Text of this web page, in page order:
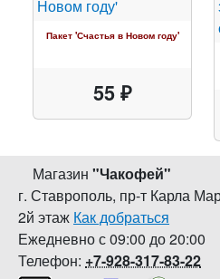
Пакет 'Счастья в Новом году'
55 ₽
Магазин "Чакофей"
г. Ставрополь, пр-т Карла
2й этаж Как добраться
Ежедневно с 09:00 до 20:00
Телефон: +7-928-317-83-22